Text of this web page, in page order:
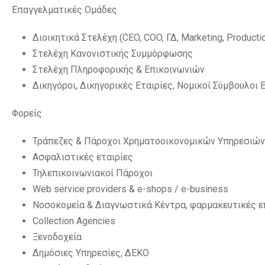
Επαγγελματικές Ομάδες
Διοικητικά Στελέχη (CEO, COO, ΓΔ, Marketing,
Στελέχη Κανονιστικής Συμμόρφωσης
Στελέχη Πληροφορικής & Επικοινωνιών
Δικηγόροι, Δικηγορικές Εταιρίες, Νομικοί Σύμβουλοι
Φορείς
Τράπεζες & Πάροχοι Χρηματοοικονομικών Υπηρεσιών
Ασφαλιστικές εταιρίες
Τηλεπικοινωνιακοί Πάροχοι
Web service providers & e-shops / e-business
Νοσοκομεία & Διαγνωστικά Κέντρα, φαρμακευτικές
Collection Agencies
Ξενοδοχεία
Δημόσιες Υπηρεσίες, ΔΕΚΟ